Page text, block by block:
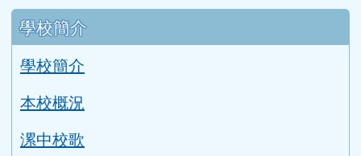
左邊區域內容
學校簡介
學校簡介
本校概況
漯中校歌